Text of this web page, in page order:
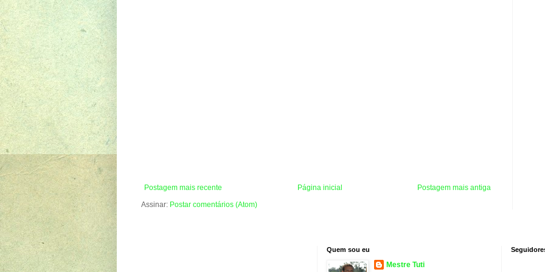
Postagem mais recente Postagem mais antiga
Página inicial
Assinar: Postar comentários (Atom)
Quem sou eu
Mestre Tuti